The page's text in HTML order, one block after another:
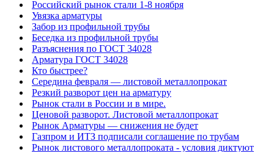
Российский рынок стали 1-8 ноября
Увязка арматуры
Забор из профильной трубы
Беседка из профильной трубы
Разъяснения по ГОСТ 34028
Арматура ГОСТ 34028
Кто быстрее?
Середина февраля — листовой металлопрокат
Резкий разворот цен на арматуру
Рынок стали в России и в мире.
Ценовой разворот. Листовой металлопрокат
Рынок Арматуры — снижения не будет
Газпром и ИТЗ подписали соглашение по трубам
Рынок листового металлопроката - условия диктуют